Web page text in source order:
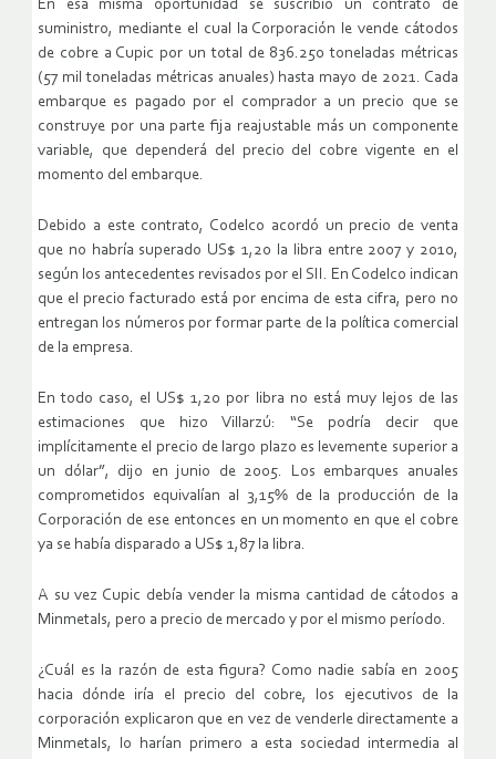
En esa misma oportunidad se suscribió un contrato de
suministro, mediante el cual la Corporación le vende cátodos
de cobre a Cupic por un total de 836.250 toneladas métricas
(57 mil toneladas métricas anuales) hasta mayo de 2021. Cada
embarque es pagado por el comprador a un precio que se
construye por una parte fija reajustable más un componente
variable, que dependerá del precio del cobre vigente en el
momento del embarque.
Debido a este contrato, Codelco acordó un precio de venta
que no habría superado US$ 1,20 la libra entre 2007 y 2010,
según los antecedentes revisados por el SII. En Codelco indican
que el precio facturado está por encima de esta cifra, pero no
entregan los números por formar parte de la política comercial
de la empresa.
En todo caso, el US$ 1,20 por libra no está muy lejos de las
estimaciones que hizo Villarzú: “Se podría decir que
implícitamente el precio de largo plazo es levemente superior a
un dólar”, dijo en junio de 2005. Los embarques anuales
comprometidos equivalían al 3,15% de la producción de la
Corporación de ese entonces en un momento en que el cobre
ya se había disparado a US$ 1,87 la libra.
A su vez Cupic debía vender la misma cantidad de cátodos a
Minmetals, pero a precio de mercado y por el mismo período.
¿Cuál es la razón de esta figura? Como nadie sabía en 2005
hacia dónde iría el precio del cobre, los ejecutivos de la
corporación explicaron que en vez de venderle directamente a
Minmetals, lo harían primero a esta sociedad intermedia al